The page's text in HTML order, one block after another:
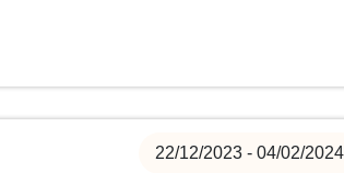
22/12/2023 - 04/02/2024